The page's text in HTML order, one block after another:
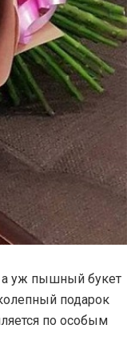
а уж пышный букет
подарок
по особым